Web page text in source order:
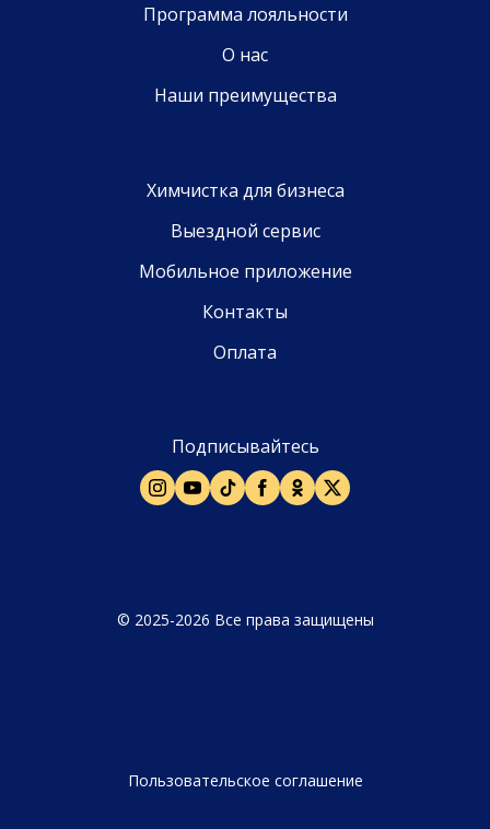
Программа лояльности
О нас
Наши преимущества
Химчистка для бизнеса
Выездной сервис
Мобильное приложение
Контакты
Оплата
Подписывайтесь
© 2025-2026 Все права защищены
Пользовательское соглашение